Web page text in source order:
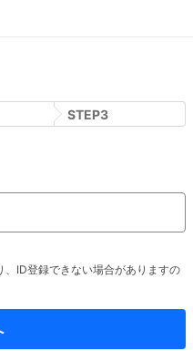
STEP3
ID登録できない場合がありますの